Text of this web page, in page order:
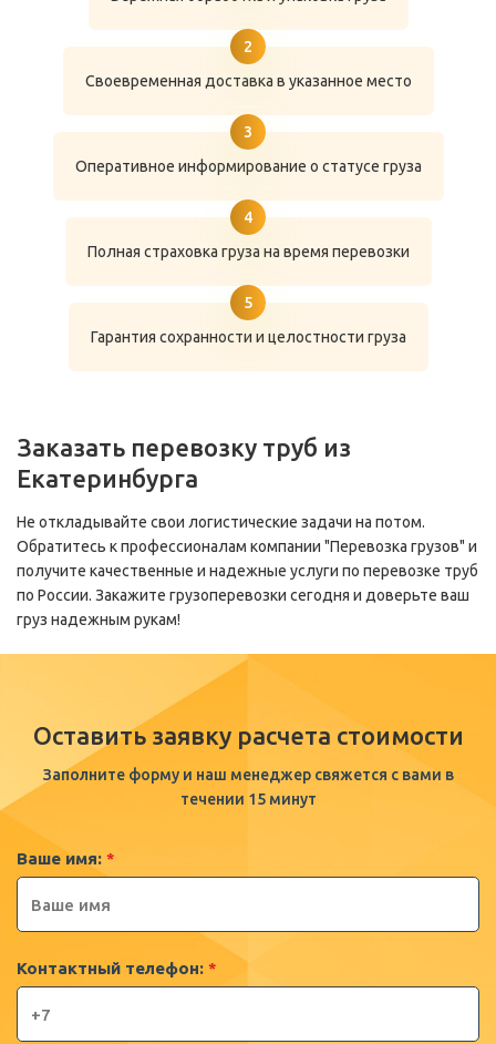
Своевременная доставка в указанное место
Оперативное информирование о статусе груза
Полная страховка груза на время перевозки
Гарантия сохранности и целостности груза
Заказать перевозку труб из
Екатеринбурга
Не откладывайте свои логистические задачи на потом.
Обратитесь к профессионалам компании "Перевозка грузов" и
получите качественные и надежные услуги по перевозке труб
по России. Закажите грузоперевозки сегодня и доверьте ваш
груз надежным рукам!
Оставить заявку расчета стоимости
Заполните форму и наш менеджер свяжется с вами в
течении 15 минут
Ваше имя: *
Контактный телефон: *